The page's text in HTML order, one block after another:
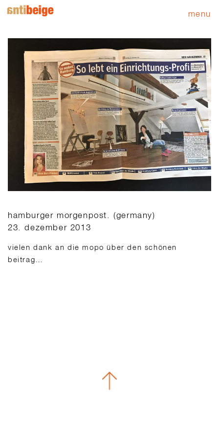
menu
hamburger morgenpost. (germany)
23. dezember 2013
vielen dank an die mopo über den schönen
beitrag…